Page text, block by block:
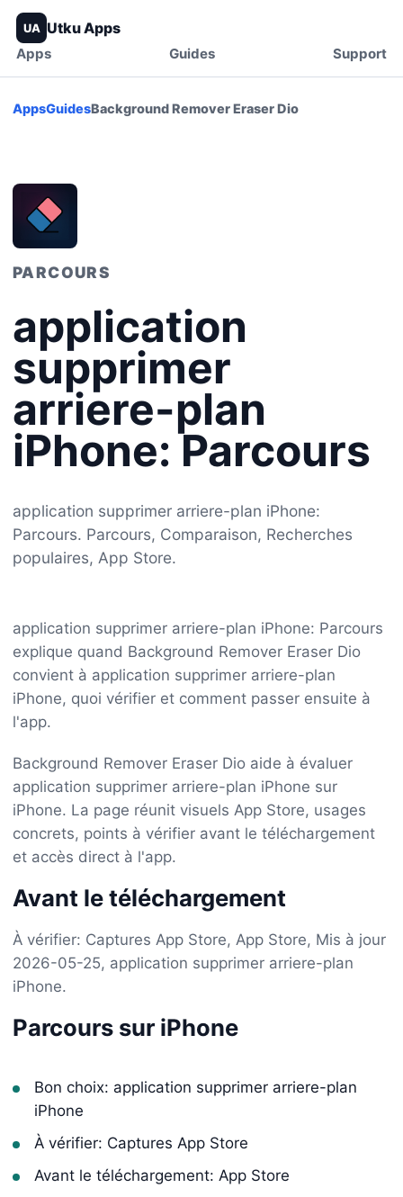
UA Utku Apps
Apps Guides Support
AppsGuidesBackground Remover Eraser Dio
PARCOURS
application
supprimer
arriere-plan
iPhone: Parcours
application supprimer arriere-plan iPhone:
Parcours. Parcours, Comparaison, Recherches
populaires, App Store.
application supprimer arriere-plan iPhone: Parcours
explique quand Background Remover Eraser Dio
convient à application supprimer arriere-plan
iPhone, quoi vérifier et comment passer ensuite à
l'app.
Background Remover Eraser Dio aide à évaluer
application supprimer arriere-plan iPhone sur
iPhone. La page réunit visuels App Store, usages
concrets, points à vérifier avant le téléchargement
et accès direct à l'app.
Avant le téléchargement
À vérifier: Captures App Store, App Store, Mis à jour
2026-05-25, application supprimer arriere-plan
iPhone.
Parcours sur iPhone
Bon choix: application supprimer arriere-plan
iPhone
À vérifier: Captures App Store
Avant le téléchargement: App Store